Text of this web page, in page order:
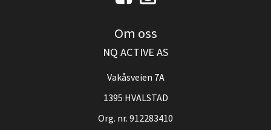
Om oss
NQ ACTIVE AS
Vakåsveien 7A
1395 HVALSTAD
Org. nr. 912283410